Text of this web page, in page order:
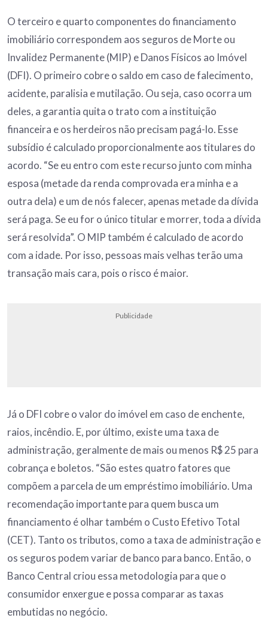
O terceiro e quarto componentes do financiamento
imobiliário correspondem aos seguros de Morte ou
Invalidez Permanente (MIP) e Danos Físicos ao Imóvel
(DFI). O primeiro cobre o saldo em caso de falecimento,
acidente, paralisia e mutilação. Ou seja, caso ocorra um
deles, a garantia quita o trato com a instituição
financeira e os herdeiros não precisam pagá-lo. Esse
subsídio é calculado proporcionalmente aos titulares do
acordo. “Se eu entro com este recurso junto com minha
esposa (metade da renda comprovada era minha e a
outra dela) e um de nós falecer, apenas metade da dívida
será paga. Se eu for o único titular e morrer, toda a dívida
será resolvida”. O MIP também é calculado de acordo
com a idade. Por isso, pessoas mais velhas terão uma
transação mais cara, pois o risco é maior.
Publicidade
Já o DFI cobre o valor do imóvel em caso de enchente,
raios, incêndio. E, por último, existe uma taxa de
administração, geralmente de mais ou menos R$ 25 para
cobrança e boletos. “São estes quatro fatores que
compõem a parcela de um empréstimo imobiliário. Uma
recomendação importante para quem busca um
financiamento é olhar também o Custo Efetivo Total
(CET). Tanto os tributos, como a taxa de administração e
os seguros podem variar de banco para banco. Então, o
Banco Central criou essa metodologia para que o
consumidor enxergue e possa comparar as taxas
embutidas no negócio.